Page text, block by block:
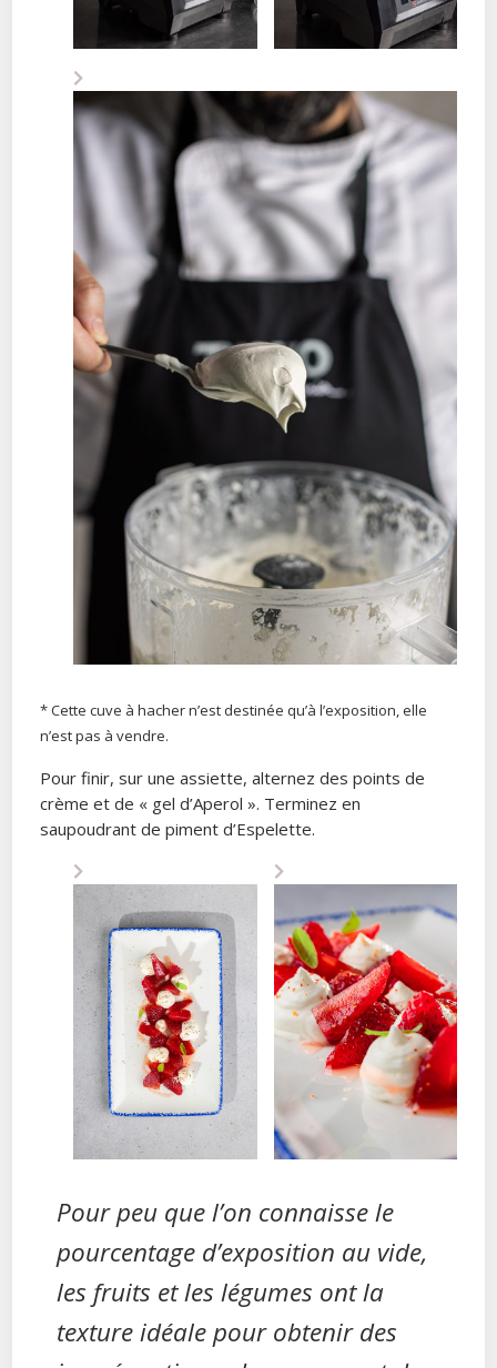
* Cette cuve à hacher n’est destinée qu’à l’exposition, elle
n’est pas à vendre.
Pour finir, sur une assiette, alternez des points de
crème et de « gel d’Aperol ». Terminez en
saupoudrant de piment d’Espelette.
Pour peu que l’on connaisse le
pourcentage d’exposition au vide,
les fruits et les légumes ont la
texture idéale pour obtenir des